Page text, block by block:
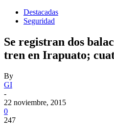
Destacadas
Seguridad
Se registran dos
tren en Irapuato;
By
GI
-
22 noviembre, 2015
0
247